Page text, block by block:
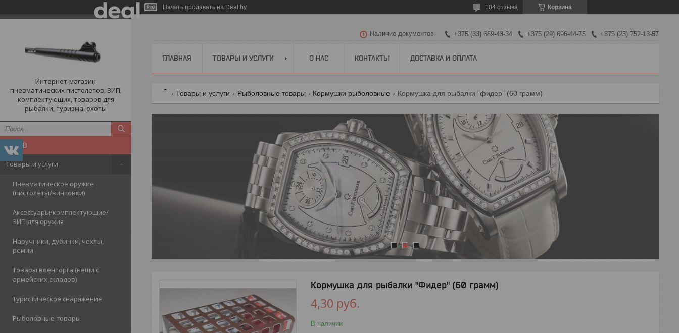
Начать продавать на Deal.by Корзина
104 отзыва
Интернет-магазин
пневматических пистолетов, ЗИП,
комплектующих, товаров для
рыбалки, туризма, охоты
Товары и услуги
Пневматическое оружие
(пистолеты/винтовки)
Аксессуары/комплектующие/
ЗИП для оружия
Наручники, дубинки, чехлы,
ремни
Товары военторга (вещи с
армейских складов)
Туристическое снаряжение
Рыболовные товары
Наличие документов +375 (33) 669-43-34 +375 (29) 696-44-75 +375 (25) 752-13-57
ГЛАВНАЯ ТОВАРЫ И УСЛУГИ О НАС КОНТАКТЫ ДОСТАВКА И ОПЛАТА
Товары и услуги Рыболовные товары Кормушки рыболовные Кормушка для рыбалки "фидер" (60 грамм)
Кормушка для рыбалки "Фидер" (60 грамм)
4,30 руб.
В наличии